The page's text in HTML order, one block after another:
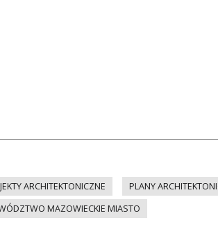
ARCHITEKTONICZNE PLANY
MAZOWIECKIE MIASTO